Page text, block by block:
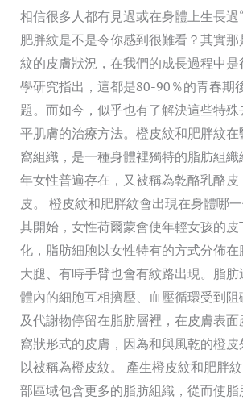
相信很多人都有見過或在身體上生長過
肥胖紋是不是令你感到很難看？其實
紋的皮膚狀況，在我們的成長過程中
學研究指出，這都是80-90％的青春期
題。而如今，似乎也有了解決這些特
平肌膚的治療方法。橙皮紋和肥胖紋
窩組織，是一種身體裡獨特的脂肪組
年女性普遍存在，又被稱為乾酪乳酪
皮。 橙皮紋和肥胖紋會出現在身體哪
其開始，女性荷爾蒙會使年輕女孩的
化，脂肪細胞以女性特有的方式分佈在
大腿、有時手臂也會有紋路出現。脂
體內的細胞互相擠壓、血壓循環受到
及代謝物停留在脂肪層裡，在皮膚表
窩狀形式的皮膚，因為和與風乾的橙
以被稱為橙皮紋。 產生橙皮紋和肥胖
部區域包含更多的脂肪組織，從而使
或
臀
部
脂
肪，
認
識
去
橙
皮
紋
及
肥
胖
紋
方
法